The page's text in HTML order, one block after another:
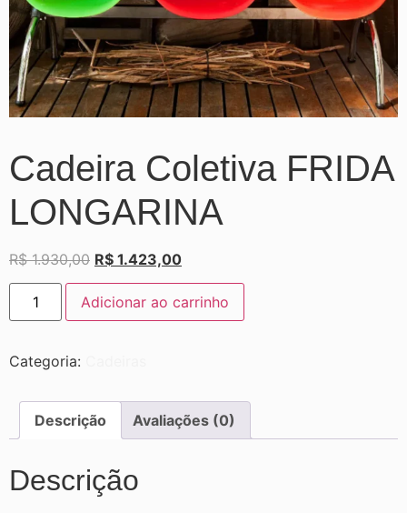
Cadeira Coletiva FRIDA
LONGARINA
R$1.930,00 R$ 1.423,00
Adicionar ao carrinho
Categoria:
Descrição Avaliações (0)
Descrição